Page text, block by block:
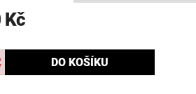
Kč